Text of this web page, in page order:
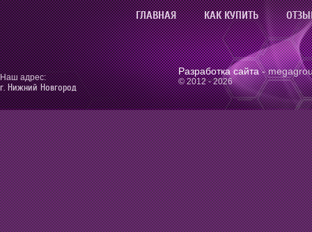
ГЛАВНАЯ КАК КУПИТЬ
Наш адрес:
г. Нижний Новгород
Разработка сайта-
© 2012 - 2026